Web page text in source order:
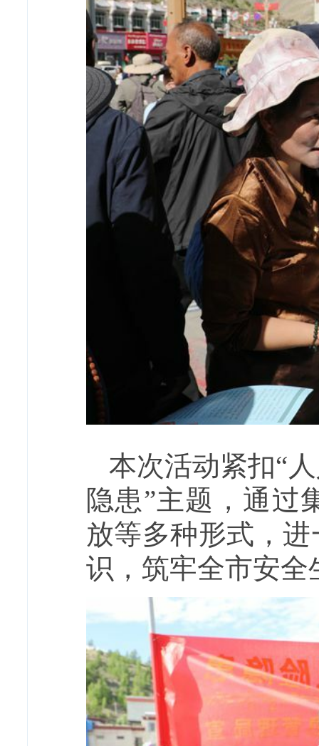
本次活动紧扣“
隐患”主题，通过
放等多种形式，
识，筑牢全市安全